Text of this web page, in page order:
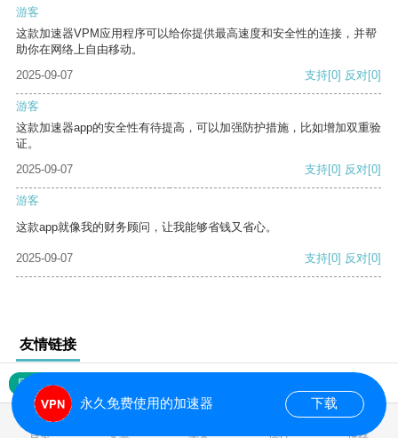
游客
这款加速器VPM应用程序可以给你提供最高速度和安全性的连接，并帮
助你在网络上自由移动。
2025-09-07
支持[0] 反对[0]
游客
这款加速器app的安全性有待提高，可以加强防护措施，比如增加双重验
证。
2025-09-07
支持[0] 反对[0]
游客
这款app就像我的财务顾问，让我能够省钱又省心。
2025-09-07 支持[0] 反对[0]
友情链接
网站地图
首页 安卓 苹果 排行 推荐
永久免费使用的加速器 下载
0.016940s